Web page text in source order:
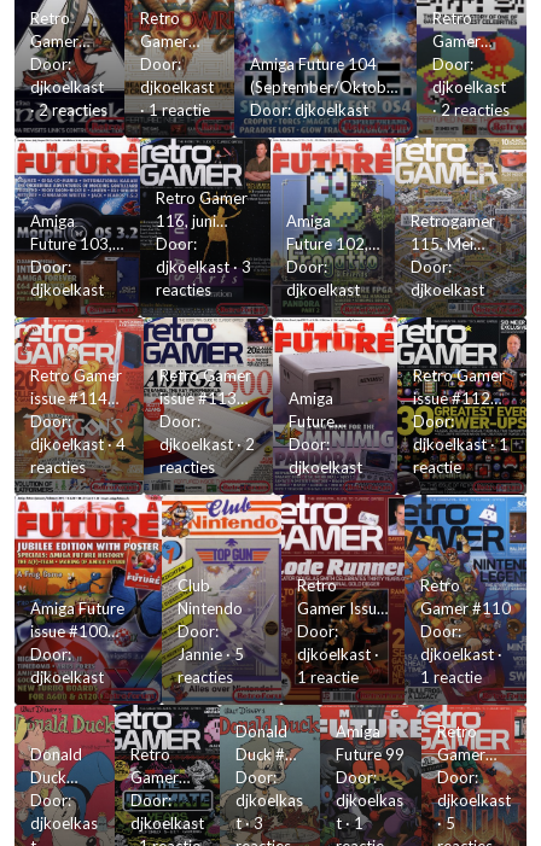
Retro
Gamer
#121
Door:
djkoelkast
·2 reacties
Retro
Gamer
#120
September
2013
Door:
djkoelkast
·1 reactie
Amiga Future 104
(September/Oktober
2013)
Door:djkoelkast
Retro
Gamer
119 -
September
2013
Door:
djkoelkast
·2 reacties
Amiga
Future 103,
juli/augustus
2013
Door:
djkoelkast
Retro Gamer
116, juni
2013
Door:
djkoelkast·3
reacties
Amiga
Future 102,
mei/juni
2013
Door:
djkoelkast
Retrogamer
115, Mei
2013
Door:
djkoelkast
Retro Gamer
issue #114
April 2013
Door:
djkoelkast·4
reacties
Retro Gamer
issue #113
maart 2013
Door:
djkoelkast·2
reacties
Amiga
Future
maart-april
2013
Door:
djkoelkast
Retro Gamer
issue #112
Februari
2013
Door:
djkoelkast·1
reactie
Amiga Future
issue #100
Januari/Februari
2013
Door:
djkoelkast
Club
Nintendo
Door:
Jannie·5
reacties
Retro
Gamer Issue
111 (Januari
2013)
Door:
djkoelkast·
1 reactie
Retro
Gamer #110
Door:
djkoelkast·
1 reactie
Donald
Duck
1974
#35
Door:
djkoelkas
Retro
Gamer
#109
Door:
djkoelkast
Donald
Duck #3
1975
Door:
djkoelkas
t·3
Amiga
Future 99
Door:
djkoelkas
t·1
Retro
Gamer
#108
achterkaft
(Oktober
Door:
djkoelkast
·5